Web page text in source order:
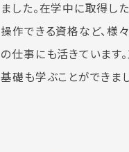
ました。在学中に取得し
操作できる資格など、様
の仕事にも活きています
基礎も学ぶことができま